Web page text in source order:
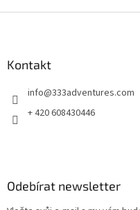
Kontakt
info@333adventures.com
+ 420 608430446
Odebírat newsletter